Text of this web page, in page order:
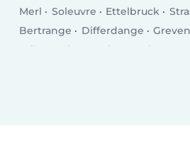
Merl
Soleuvre Ettelbruck
Bertrange
Differdange
Wiltz
Echternach Bascharage